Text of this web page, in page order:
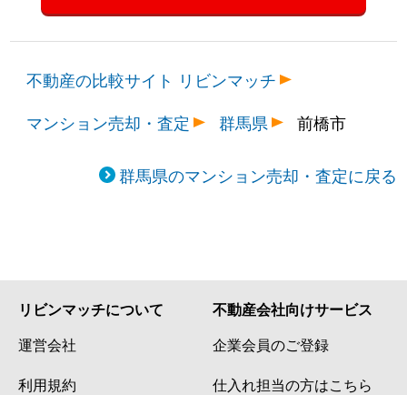
不動産の比較サイト リビンマッチ
マンション売却・査定
群馬県 前橋市
群馬県のマンション売却・査定に戻る
リビンマッチについて
運営会社
利用規約
不動産会社向けサービス
企業会員のご登録
仕入れ担当の方はこちら